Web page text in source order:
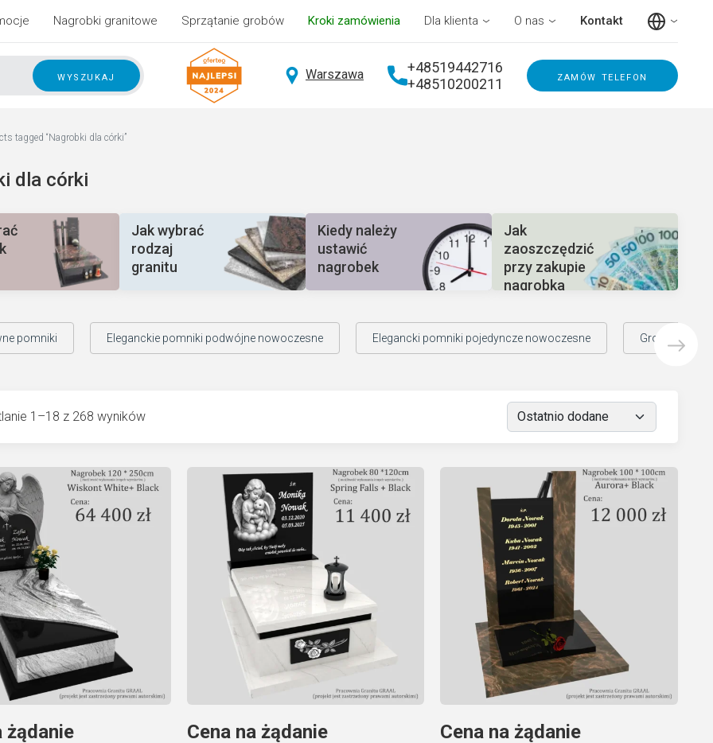
Nagrobki granitowe Sprzątanie grobów Kroki zamówienia Dla klienta O nas Kontakt
wyszukaj Warszawa
+48519442716
+48510200211
zamów telefon
tagged “Nagrobki dla córki”
dla córki
Jak wybrać
rodzaj
granitu
Kiedy należy
ustawić
nagrobek
Jak
zaoszczędzić
przy zakupie
nagrobka
pomniki Eleganckie pomniki podwójne nowoczesne Elegancki pomniki pojedyncze nowoczesne Grobowce
1–18 z 268 wyników
żądanie Cena na żądanie Cena na żądanie